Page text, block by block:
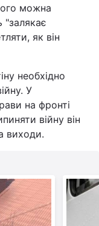
можна
як він
необхідно
У
на фронті
війну він
виходи.